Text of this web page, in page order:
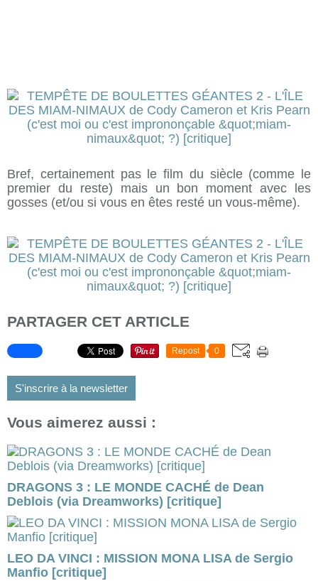
Bref, certainement pas le film du siècle (comme le
premier du reste) mais un bon moment avec les
gosses (et/ou si vous en êtes resté un vous-même).
PARTAGER CET ARTICLE
Repost 0
S'inscrire à la newsletter
Vous aimerez aussi :
DRAGONS 3 : LE MONDE CACHÉ de Dean
Deblois (via Dreamworks) [critique]
LEO DA VINCI : MISSION MONA LISA de Sergio
Manfio [critique]